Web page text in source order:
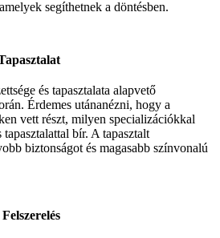
segíthetnek a döntésben.
és tapasztalata alapvető
Érdemes utánanézni, hogy a
vett részt, milyen specializációkkal
bír. A tapasztalt
biztonságot és magasabb színvonalú